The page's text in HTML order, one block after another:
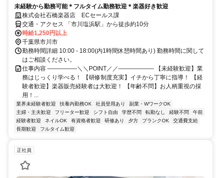
未経験から勤務可能＊フルタイム勤務歓迎＊楽器好き歓迎
株式会社石橋楽器店 ECセールス課
交通・アクセス 「市川塩浜駅」から徒歩約10分
時給1,250円以上
千葉県市川市
勤務時間詳細 10:00 - 18:00(内1時間休憩時間あり) 勤務時間に関して
はご相談ください。
仕事内容 ―――――＼＼POINT／／―――――― 【未経験歓迎】業
務はじっくり学べる！ 【研修制度充実】イチから丁寧に指導！ 【経
験者歓迎】楽器販売経験者は大歓迎！ 【年齢不問】お人柄重視の採
用！...
業界未経験者歓迎 扶養内勤務OK 社員登用あり
副業・WワークOK
主婦・主夫歓迎
フリーター歓迎 シフト自由 学歴不問 転勤なし 経験不問
午前
経験者歓迎
ネイルOK 有資格者歓迎 研修あり 夕方 ブランクOK
交通費支給
長期歓迎
フルタイム歓迎
正社員